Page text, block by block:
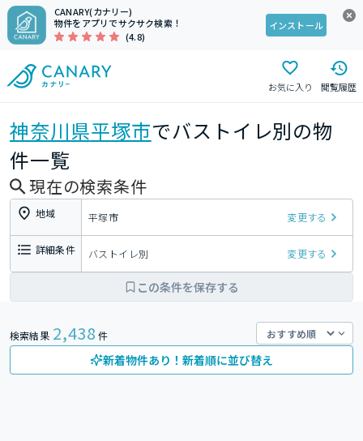
CANARY(カナリー)
物件をアプリでサクサク検索！
(4.8)
インストール
お気に入り 閲覧履歴
神奈川県平塚市でバストイレ別の物
件一覧
現在の検索条件
地域 平塚市 変更する
詳細条件 バストイレ別 変更する
この条件を保存する
検索結果 2,438 件
新着物件あり！新着順に並び替え